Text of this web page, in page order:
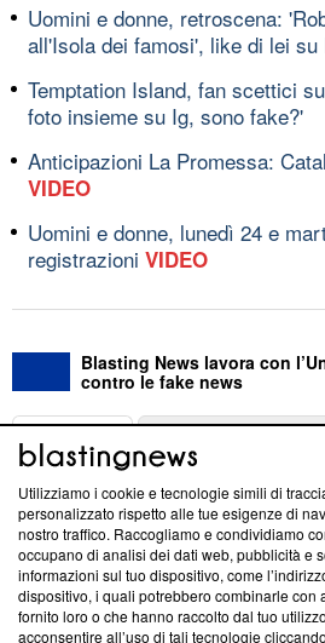
Uomini e donne, retroscena:
all'Isola dei famosi', like di lei su
Temptation Island, fan scettici
foto insieme su Ig, sono fake?'
Anticipazioni La Promessa:
VIDEO
Uomini e donne, lunedì 24 e
registrazioni VIDEO
Blasting News lavora con
contro le fake news
ABOUT
Questa sezione offre informazioni
News, sui nostri processi editoriali e
creare news di qualità. Inoltre,
‘Trust Project - News with Integrity’
ancora membro del programma, ma
parte; Trust Project non ha ancora
Utilizziamo i cookie e tecnologie simili di
personalizzato rispetto alle tue esigenze di
nostro traffico. Raccogliamo e condividiamo
occupano di analisi dei dati web, pubblicità e
informazioni sul tuo dispositivo, come
dispositivo, i quali potrebbero combinarle con
fornito loro o che hanno raccolto dal tuo
acconsentire all’uso di tali tecnologie